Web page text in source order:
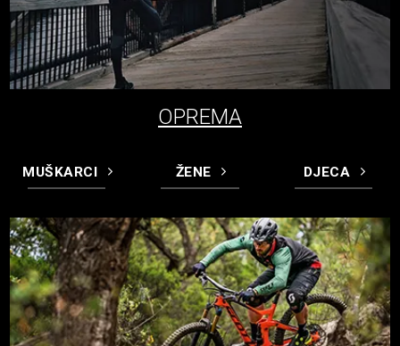
OPREMA
MUŠKARCI ŽENE DJECA